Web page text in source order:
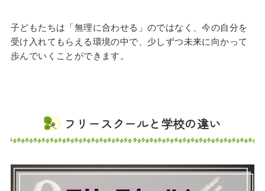
子どもたちは「無理に合わせる」のではなく、今の自分を
受け入れてもらえる環境の中で、少しずつ未来に向かって
歩んでいくことができます。
フリースクールと学校の違い